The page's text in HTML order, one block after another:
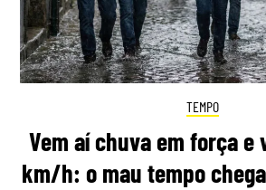
TEMPO
Vem aí chuva em força e
km/h: o mau tempo